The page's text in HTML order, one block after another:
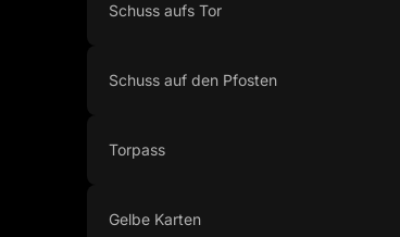
Schuss aufs Tor
Schuss auf den Pfosten
Torpass
Gelbe Karten